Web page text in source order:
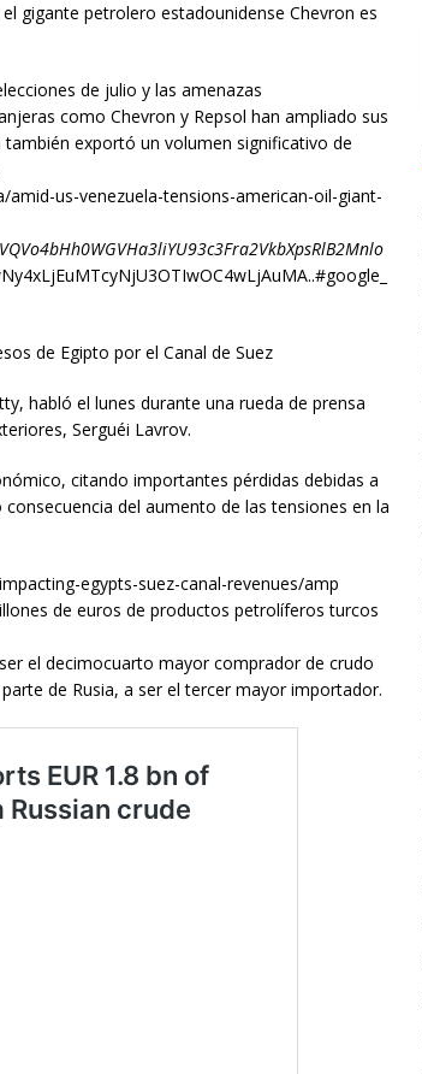
gigante petrolero estadounidense Chevron es
de julio y las amenazas
como Chevron y Repsol han ampliado sus
exportó un volumen significativo de
us-venezuela-tensions-american-oil-giant-
de Egipto por el Canal de Suez
habló el lunes durante una rueda de prensa
Serguéi Lavrov.
citando importantes pérdidas debidas a
del aumento de las tensiones en la
egypts-suez-canal-revenues/amp
de euros de productos petrolíferos turcos
el decimocuarto mayor comprador de crudo
de Rusia, a ser el tercer mayor importador.